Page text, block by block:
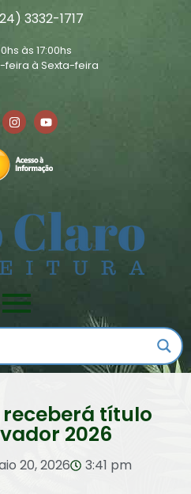
3332-1717
às 17:00hs
feira à Sexta-feira
título
2026
20, 2026 3:41 pm